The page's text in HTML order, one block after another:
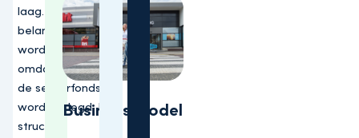
laag. Mogelijke
belangenconflicten
worden vermeden
omdat alleen via
de sectorfondsen
wordt belegd. De
structuur
Business model